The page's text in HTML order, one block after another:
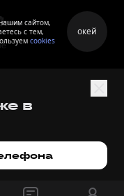
в
сайтом,
с тем,
cookies
окей